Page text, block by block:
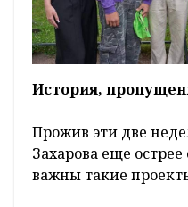
История,
Прожив эти две
Захарова еще
важны такие